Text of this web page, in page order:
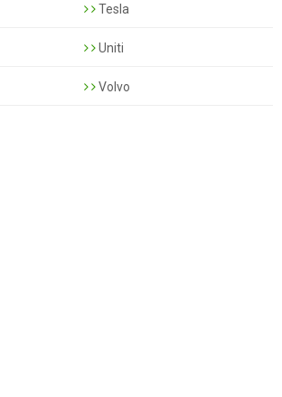
Tesla
Uniti
Volvo